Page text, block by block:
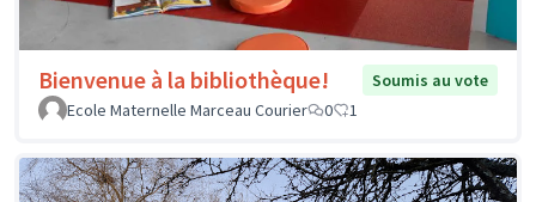
Bienvenue à la bibliothèque!
Soumis au vote
Ecole Maternelle Marceau Courier
0 1